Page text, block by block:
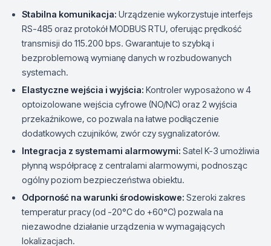
Stabilna komunikacja: Urządzenie wykorzystuje interfejs
RS-485 oraz protokół MODBUS RTU, oferując prędkość
transmisji do 115.200 bps. Gwarantuje to szybką i
bezproblemową wymianę danych w rozbudowanych
systemach.
Elastyczne wejścia i wyjścia: Kontroler wyposażono w 4
optoizolowane wejścia cyfrowe (NO/NC) oraz 2 wyjścia
przekaźnikowe, co pozwala na łatwe podłączenie
dodatkowych czujników, zwór czy sygnalizatorów.
Integracja z systemami alarmowymi: Satel K-3 umożliwia
płynną współpracę z centralami alarmowymi, podnosząc
ogólny poziom bezpieczeństwa obiektu.
Odporność na warunki środowiskowe: Szeroki zakres
temperatur pracy (od -20°C do +60°C) pozwala na
niezawodne działanie urządzenia w wymagających
lokalizacjach.